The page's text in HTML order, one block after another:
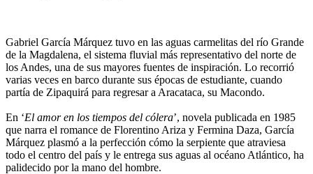
Gabriel García Márquez tuvo en las aguas carmelitas del río Grande
de la Magdalena, el sistema fluvial más representativo del norte de
los Andes, una de sus mayores fuentes de inspiración. Lo recorrió
varias veces en barco durante sus épocas de estudiante, cuando
partía de Zipaquirá para regresar a Aracataca, su Macondo.
En ‘El amor en los tiempos del cólera’, novela publicada en 1985
que narra el romance de Florentino Ariza y Fermina Daza, García
Márquez plasmó a la perfección cómo la serpiente que atraviesa
todo el centro del país y le entrega sus aguas al océano Atlántico, ha
palidecido por la mano del hombre.